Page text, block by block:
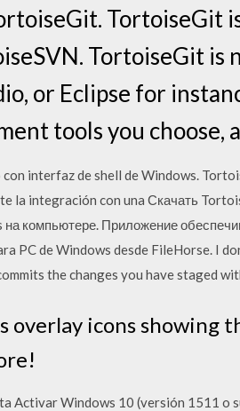
TortoiseGit
TortoiseGit
or Eclipse for
tools you choose,
interfaz de shell de Windows.
la integración con una Скачать
компьютере. Приложение
PC de Windows desde FileHorse.
the changes you have staged
overlay icons showing
Activar Windows 10 (versión 1511 o